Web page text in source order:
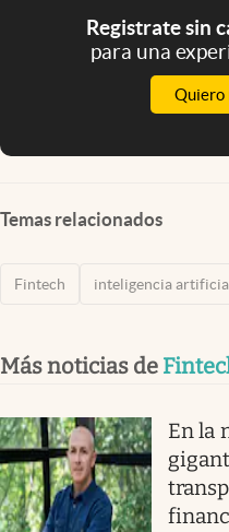
Registrate sin
para una
Quiero
Temas relacionados
Fintech inteligencia
Más noticias de
En la